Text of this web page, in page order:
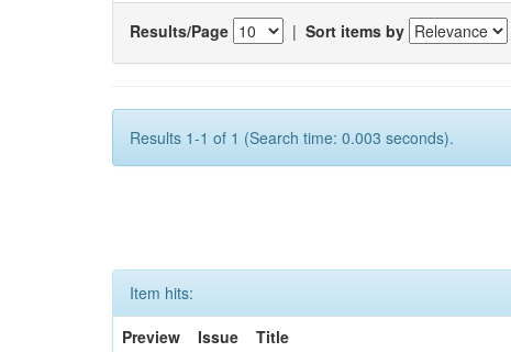
Results/Page | Sort items by
Results 1-1 of 1 (Search time: 0.003 seconds).
Item hits:
Preview
Issue
Title